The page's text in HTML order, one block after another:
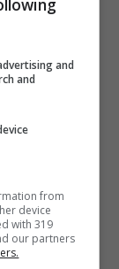
di
and
and
from
device
with 319
our partners